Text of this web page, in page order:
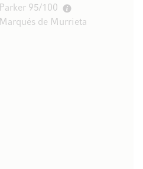
Parker 95/100
Marqués de Murrieta